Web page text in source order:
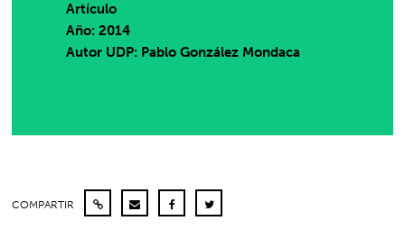
Artículo
Año: 2014
Autor UDP: Pablo González Mondaca
COMPARTIR